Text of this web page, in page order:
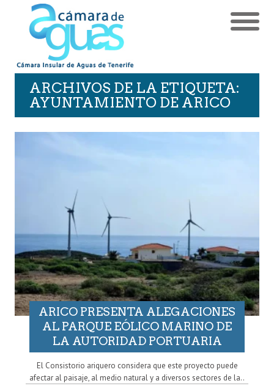
ARCHIVOS DE LA ETIQUETA:
AYUNTAMIENTO DE ARICO
ARICO PRESENTA ALEGACIONES
AL PARQUE EÓLICO MARINO DE
LA AUTORIDAD PORTUARIA
El Consistorio ariquero considera que este proyecto puede
afectar al paisaje, al medio natural y a diversos sectores de la..